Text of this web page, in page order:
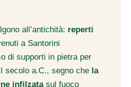
all’antichità: reperti
a Santorini
di supporti in pietra per
secolo a.C., segno che la
infilzatasul fuoco